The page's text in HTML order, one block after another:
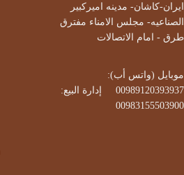
ایران-کاشان- مدینه امیرکبیر
الصناعیه- مجلس الامناء مفترق
طرق - امام الاتصالات
موبایل (واتس أب):
00989120393937‌
إدارة البيع:
00983155503900